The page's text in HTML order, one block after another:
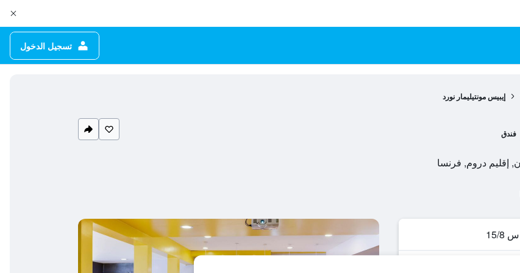
تسجيل الدخول
إيبيس مونتيليمار نورد
فندق
س 15/8